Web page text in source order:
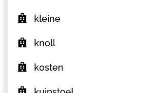
kleine
knoll
kosten